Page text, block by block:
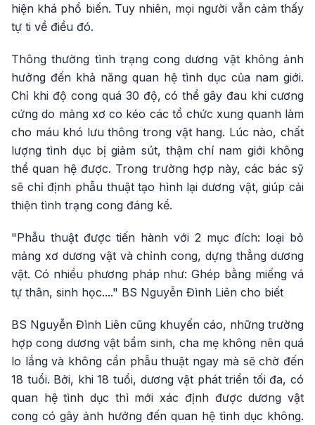
hiện khá phổ biến. Tuy nhiên, mọi người vẫn cảm thấy
tự ti về điều đó.
Thông thường tình trạng cong dương vật không ảnh
hưởng đến khả năng quan hệ tình dục của nam giới.
Chỉ khi độ cong quá 30 độ, có thể gây đau khi cương
cứng do mảng xơ co kéo các tổ chức xung quanh làm
cho máu khó lưu thông trong vật hang. Lúc nào, chất
lượng tình dục bị giảm sút, thậm chí nam giới không
thể quan hệ được. Trong trường hợp này, các bác sỹ
sẽ chỉ định phẫu thuật tạo hình lại dương vật, giúp cải
thiện tình trạng cong đáng kể.
"Phẫu thuật được tiến hành với 2 mục đích: loại bỏ
mảng xơ dương vật và chỉnh cong, dựng thẳng dương
vật. Có nhiều phương pháp như: Ghép bằng miếng vá
tự thân, sinh học...." BS Nguyễn Đình Liên cho biết
BS Nguyễn Đình Liên cũng khuyến cáo, những trường
hợp cong dương vật bẩm sinh, cha mẹ không nên quá
lo lắng và không cần phẫu thuật ngay mà sẽ chờ đến
18 tuổi. Bởi, khi 18 tuổi, dương vật phát triển tối đa, có
quan hệ tình dục thì mới xác định được dương vật
cong có gây ảnh hưởng đến quan hệ tình dục không.